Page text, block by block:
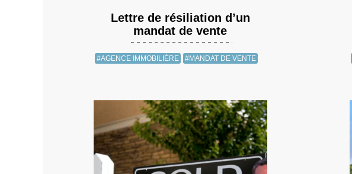
Lettre de résiliation d’un
mandat de vente
#AGENCE IMMOBILIÈRE #MANDAT DE VENTE